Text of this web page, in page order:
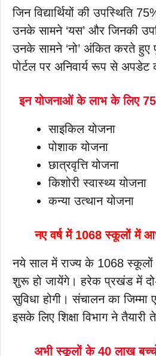
जिन विद्यार्थियों की उपस्थिति
उनके सामने ‘यस’ और जिनकी
उनके सामने ‘नो’ अंकित करते हुए
पोर्टल पर अनिवार्य रूप से अपडेट
इन योजनाओं के लाभ के लिए
साइकिल योजना
पोशाक योजना
छात्रवृत्ति योजना
किशोरी स्वास्थ्य योजना
कन्या उत्थान योजना
नए वर्ष में 1068 स्कूलों में
नये साल में राज्य के 1068
शुरू हो जायेंगे। हरेक प्रखंड में
सुविधा होगी। संचालन का जिम्मा
इसके लिए शिक्षा विभाग ने
अभी स्कूलों के 40 लाख